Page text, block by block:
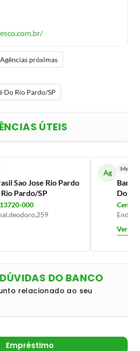
Agências próximas
Do Rio Pardo/SP
ÚTEIS
Sao Jose Rio Pardo
Pardo/SP
000
Ag
Do
Centro
Ver
DÚVIDAS DO BANCO
relacionado ao seu
Empréstimo